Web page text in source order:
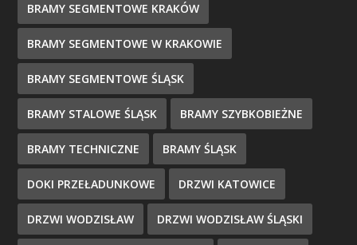
BRAMY SEGMENTOWE KRAKÓW
BRAMY SEGMENTOWE W KRAKOWIE
BRAMY SEGMENTOWE ŚLĄSK
BRAMY STALOWE ŚLĄSK BRAMY SZYBKOBIEŻNE
BRAMY TECHNICZNE BRAMY ŚLĄSK
DOKI PRZEŁADUNKOWE DRZWI KATOWICE
DRZWI WODZISŁAW DRZWI WODZISŁAW ŚLĄSKI